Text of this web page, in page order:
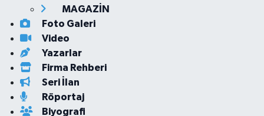
MAGAZİN
Foto Galeri
Video
Yazarlar
Firma Rehberi
Seri İlan
Röportaj
Biyografi